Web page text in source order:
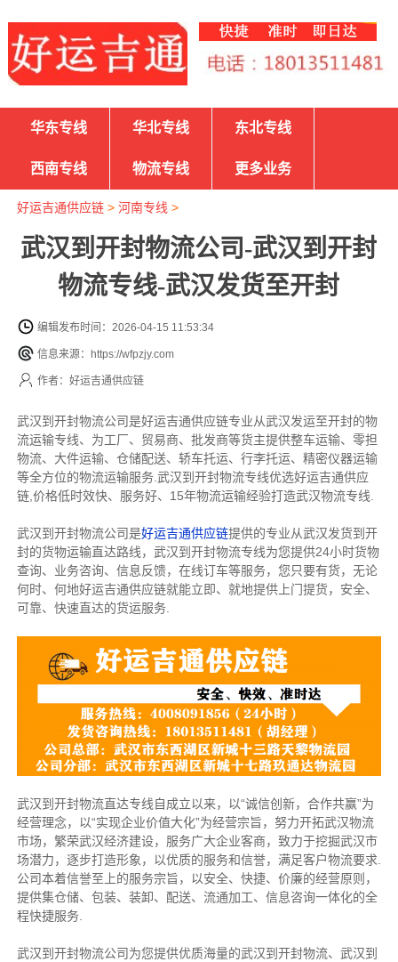
华东专线 华北专线 东北专线
西南专线 物流专线 更多业务
好运吉通供应链> 河南专线 >
武汉到开封物流公司-武汉到开封
物流专线-武汉发货至开封
编辑发布时间：2026-04-15 11:53:34
信息来源：https://wfpzjy.com
作者：好运吉通供应链
武汉到开封物流公司是好运吉通供应链专业从武汉发运至开封的物
流运输专线、为工厂、贸易商、批发商等货主提供整车运输、零担
物流、大件运输、仓储配送、轿车托运、行李托运、精密仪器运输
等全方位的物流运输服务.武汉到开封物流专线优选好运吉通供应
链,价格低时效快、服务好、15年物流运输经验打造武汉物流专线.
武汉到开封物流公司是好运吉通供应链提供的专业从武汉发货到开
封的货物运输直达路线，武汉到开封物流专线为您提供24小时货物
查询、业务咨询、信息反馈，在线订车等服务，您只要有货，无论
何时、何地好运吉通供应链就能立即、就地提供上门提货，安全、
可靠、快速直达的货运服务.
武汉到开封物流直达专线自成立以来，以“诚信创新，合作共赢”为
经营理念，以“实现企业价值大化”为经营宗旨，努力开拓武汉物流
市场，繁荣武汉经济建设，服务广大企业客商，致力于挖掘武汉市
场潜力，逐步打造形象，以优质的服务和信誉，满足客户物流要求.
公司本着信誉至上的服务宗旨，以安全、快捷、价廉的经营原则，
提供集仓储、包装、装卸、配送、流通加工、信息咨询一体化的全
程快捷服务.
武汉到开封物流公司为您提供优质海量的武汉到开封物流、武汉到